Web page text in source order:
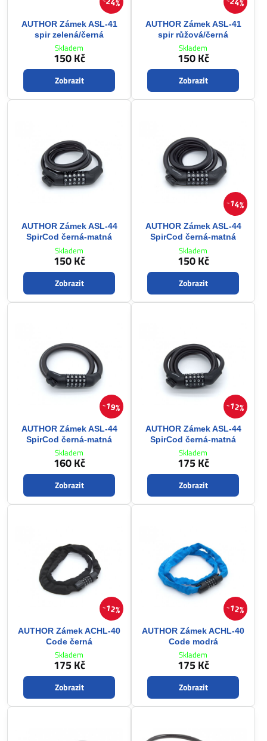
AUTHOR Zámek ASL-41
spir zelená/černá
Skladem
150 Kč
Zobrazit
AUTHOR Zámek ASL-41
spir růžová/černá
Skladem
150 Kč
Zobrazit
AUTHOR Zámek ASL-44
SpirCod černá-matná
Skladem
150 Kč
Zobrazit
14%
AUTHOR Zámek ASL-44
SpirCod černá-matná
Skladem
150 Kč
Zobrazit
19%
AUTHOR Zámek ASL-44
SpirCod černá-matná
Skladem
160 Kč
Zobrazit
12%
AUTHOR Zámek ASL-44
SpirCod černá-matná
Skladem
175 Kč
Zobrazit
12%
AUTHOR Zámek ACHL-40
Code černá
Skladem
175 Kč
Zobrazit
12%
AUTHOR Zámek ACHL-40
Code modrá
Skladem
175 Kč
Zobrazit